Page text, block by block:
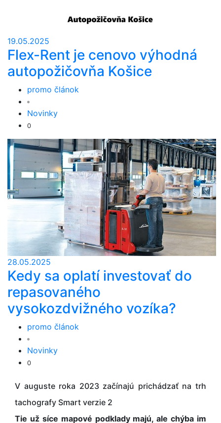
19.05.2025
Flex-Rent je cenovo výhodná
autopožičovňa Košice
promo článok
Novinky
0
28.05.2025
Kedy sa oplatí investovať do
repasovaného
vysokozdvižného vozíka?
promo článok
Novinky
0
V auguste roka 2023 začínajú prichádzať na trh
tachografy Smart verzie 2
Tie už síce mapové podklady majú, ale chýba im